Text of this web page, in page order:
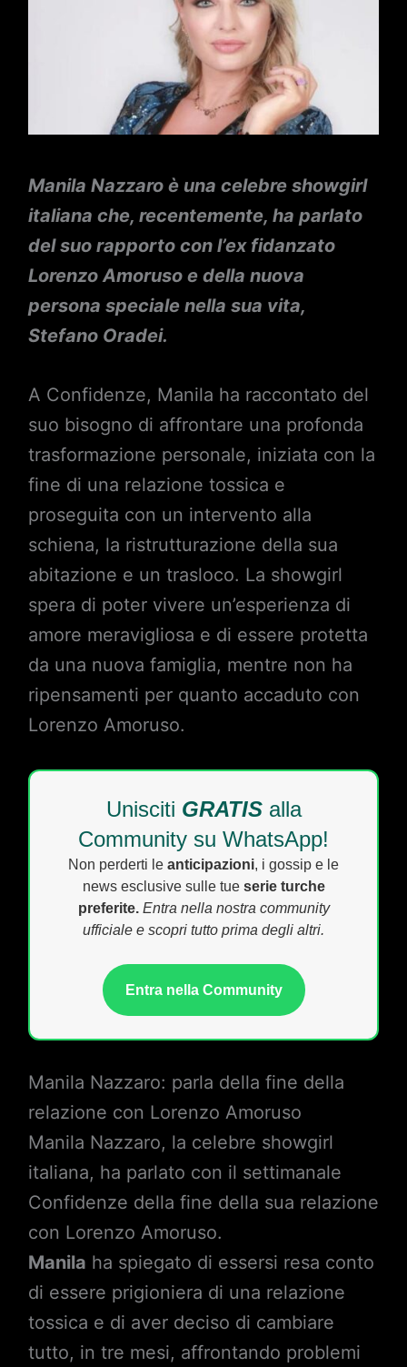
Manila Nazzaro è una celebre showgirl
italiana che, recentemente, ha parlato
del suo rapporto con l’ex fidanzato
Lorenzo Amoruso e della nuova
persona speciale nella sua vita,
Stefano Oradei.
A Confidenze, Manila ha raccontato del
suo bisogno di affrontare una profonda
trasformazione personale, iniziata con la
fine di una relazione tossica e
proseguita con un intervento alla
schiena, la ristrutturazione della sua
abitazione e un trasloco. La showgirl
spera di poter vivere un’esperienza di
amore meravigliosa e di essere protetta
da una nuova famiglia, mentre non ha
ripensamenti per quanto accaduto con
Lorenzo Amoruso.
Unisciti GRATISalla
Community su WhatsApp!
Non perderti le anticipazioni, i gossip e le
news esclusive sulle tue serie turche
preferite. Entra nella nostra community
ufficiale e scopri tutto prima degli altri.
Entra nella Community
Manila Nazzaro: parla della fine della
relazione con Lorenzo Amoruso
Manila Nazzaro, la celebre showgirl
italiana, ha parlato con il settimanale
Confidenze della fine della sua relazione
con Lorenzo Amoruso.
Manila ha spiegato di essersi resa conto
di essere prigioniera di una relazione
tossica e di aver deciso di cambiare
tutto, in tre mesi, affrontando problemi